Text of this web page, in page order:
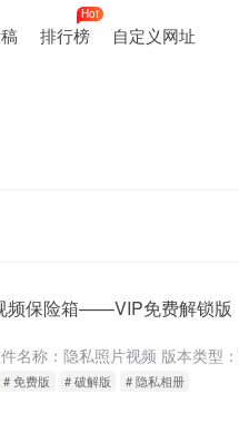
排行榜
Hot
自定义网址
频保险箱——VIP免费解锁版
# 免费版 # 破解版 # 隐私相册